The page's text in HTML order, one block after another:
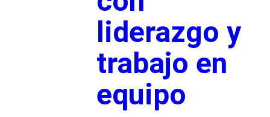
liderazgo y
trabajo en
equipo